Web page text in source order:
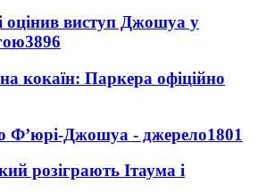
виступ Джошуа у
3896
кокаїн: Паркера офіційно
Ф’юрі-Джошуа - джерело1801
розіграють Ітаума і